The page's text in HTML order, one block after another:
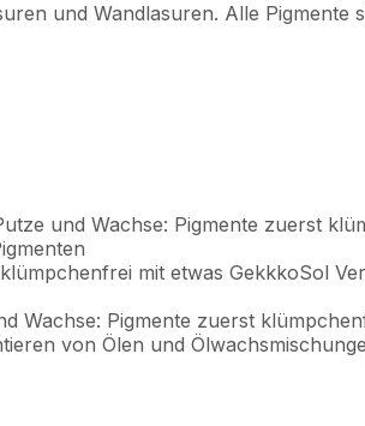
und Wandlasuren. Alle
und Wachse: Pigmente zuerst
mit etwas GekkkoSol
Pigmente zuerst
von Ölen und